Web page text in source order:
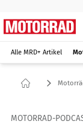
Alle MRD+ Artikel
MOTORRAD-